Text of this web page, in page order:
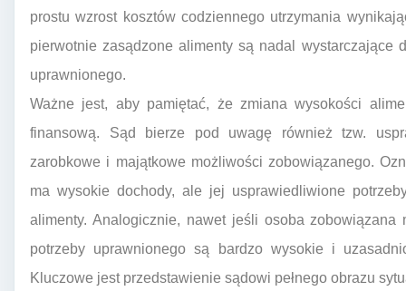
prostu wzrost kosztów codziennego utrzymania
pierwotnie zasądzone alimenty są nadal wystarczające
uprawnionego.
Ważne jest, aby pamiętać, że zmiana wysokości
finansową. Sąd bierze pod uwagę również tzw.
zarobkowe i majątkowe możliwości zobowiązanego.
ma wysokie dochody, ale jej usprawiedliwione
alimenty. Analogicznie, nawet jeśli osoba
potrzeby uprawnionego są bardzo wysokie i
Kluczowe jest przedstawienie sądowi pełnego obrazu